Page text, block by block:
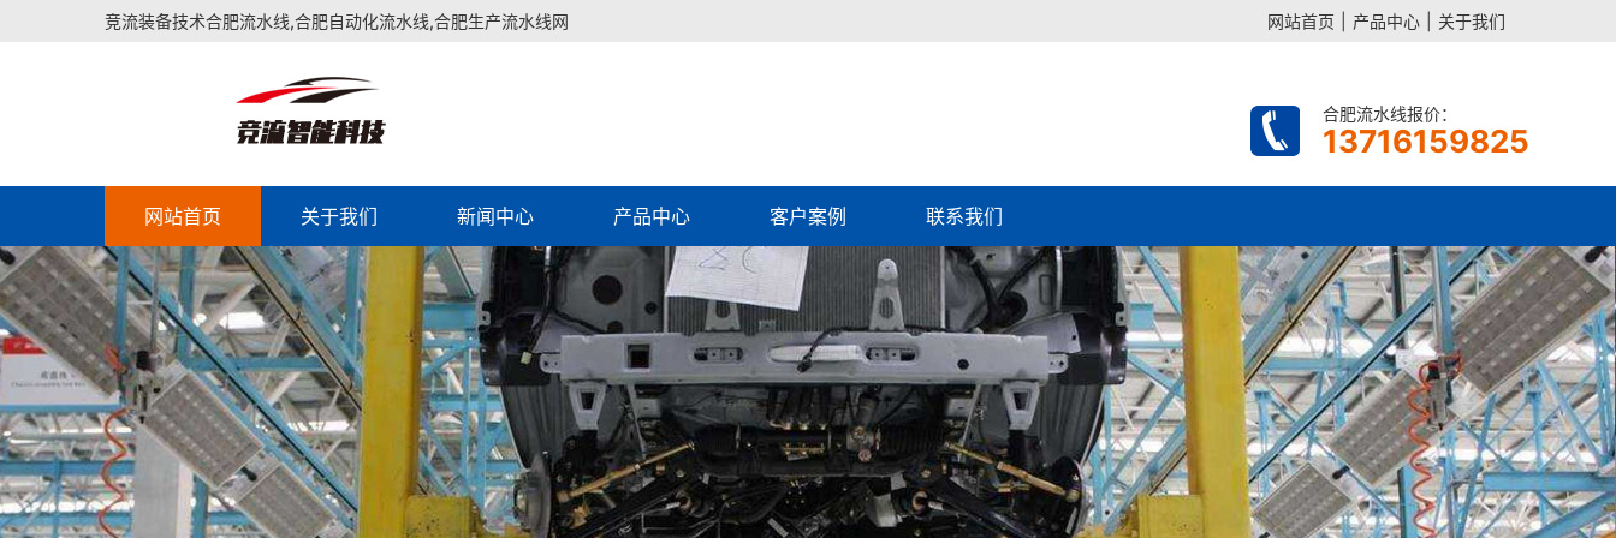
竞流装备技术合肥流水线,合肥自动化流水线,合肥生产流水线网 网站首页 产品中心 关于我们
合肥流水线报价：
13716159825
网站首页 关于我们 新闻中心 产品中心 客户案例 联系我们